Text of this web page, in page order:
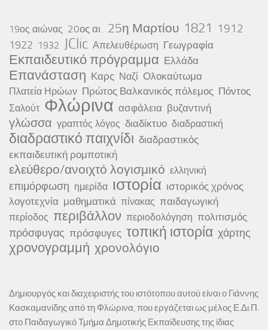
19ος αιώνας 20ος αι. 25η Μαρτίου 1821 1912
1922 1932 JClic Απελευθέρωση Γεωγραφία
Εκπαιδευτικό πρόγραμμα Ελλάδα
Επανάσταση Καρς Ναζί Ολοκαύτωμα
Πλατεία Ηρώων Πρώτος Βαλκανικός πόλεμος Πόντος
Σαλούτ Φλώρινα ασφάλεια βυζαντινή
γλώσσα γραπτός λόγος διαδίκτυο διαδραστική
διαδραστικό παιχνίδι διαδραστικός
εκπαιδευτική ρομποτική
ελεύθερο/ανοιχτό λογισμικό ελληνική
επιμόρφωση ημερίδα ιστορία ιστορικός χρόνος
λογοτεχνία μαθηματικά πίνακας παιδαγωγική
περίοδος περιβάλλον περιοδολόγηση πολιτισμός
πρόσφυγας πρόσφυγες τοπική ιστορία χάρτης
χρονογραμμή χρονολόγιο
Δημιουργός και διαχειριστής του ιστότοπου αυτού είναι ο Γιάννης
Κασκαμανίδης από τη Φλώρινα, που εργάζεται ως μέλος Ε.Δι.Π.
στο Παιδαγωγικό Τμήμα Δημοτικής Εκπαίδευσης της ίδιας